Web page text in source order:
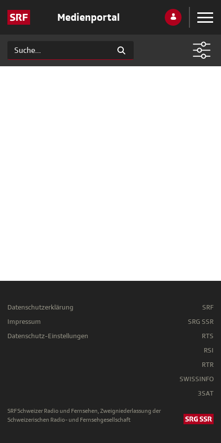
Medienportal
Datenschutzerklärung
Impressum
Datenschutz-Einstellungen
SRF
SRG SSR
RTS
RSI
RTR
SWISSINFO
3SAT
SRF Schweizer Radio und Fernsehen, Zweigniederlassung der
Schweizerischen Radio- und Fernsehgesellschaft